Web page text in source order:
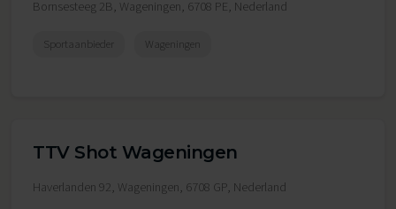
Bornsesteeg 2B, Wageningen, 6708 PE, Nederland
Sportaanbieder Wageningen
TTV Shot Wageningen
Haverlanden 92, Wageningen, 6708 GP, Nederland